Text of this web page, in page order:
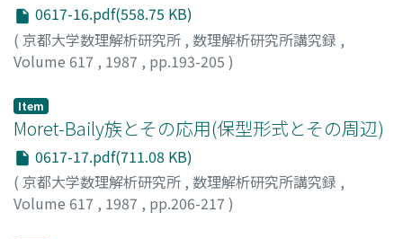
0617-16.pdf(558.75 KB)
( 京都大学数理解析研究所 , 数理解析研究所講究録 ,
Volume 617 , 1987 , pp.193-205 )
Item
Moret-Baily族とその応用(保型形式とその周辺)
0617-17.pdf(711.08 KB)
( 京都大学数理解析研究所 , 数理解析研究所講究録 ,
Volume 617 , 1987 , pp.206-217 )